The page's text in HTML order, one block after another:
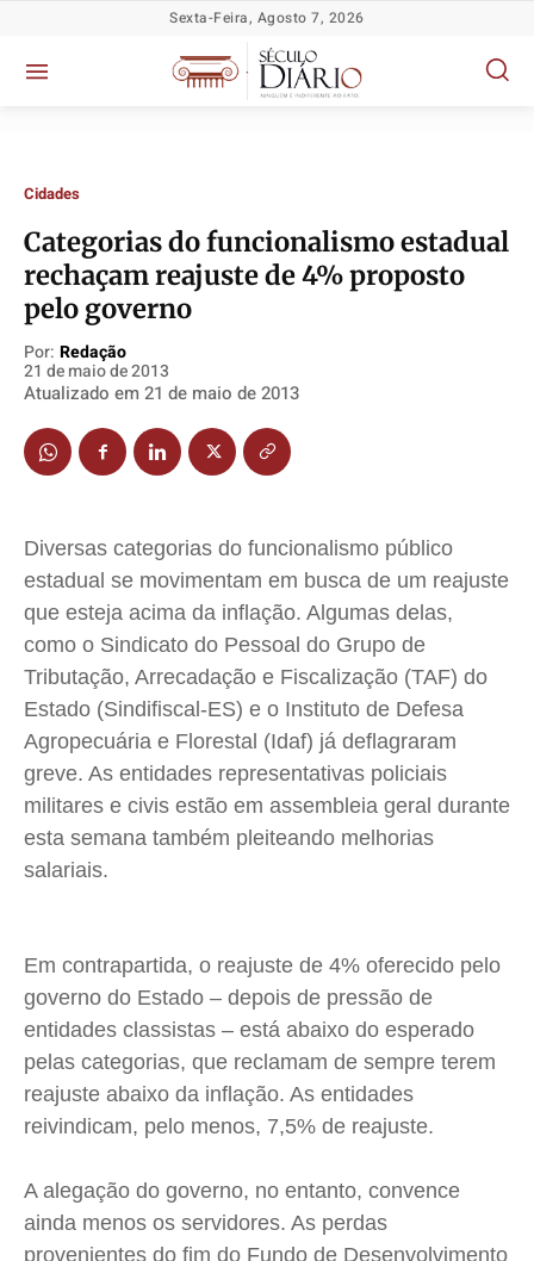
Política
Socioeconômicas
TV Século
Justiça
Segurança
Economia
Cultura
Colunas
Caetano Roque
Jr Mignone (in memorian)
Wanda Sily
Anuncie
Expediente
Contato
Termos de Uso
Política
Socioeconômicas
TV Século
Justiça
Segurança
Economia
Cultura
Colunas
Caetano Roque
Jr Mignone (in memorian)
Wanda Sily
Anuncie
Expediente
Contato
Termos de Uso
Política
Socioeconômicas
TV Século
Justiça
Segurança
Economia
Cultura
Colunas
Caetano Roque
Jr Mignone (in memorian)
Wanda Sily
Anuncie
Expediente
Contato
Termos de Uso
Política
Socioeconômicas
TV Século
Justiça
Segurança
Economia
Cultura
Colunas
Caetano Roque
Jr Mignone (in memorian)
Wanda Sily
Anuncie
Expediente
Contato
Termos de Uso
Sexta-Feira, Agosto 7, 2026
Cidades
Categorias do funcionalismo estadual
rechaçam reajuste de 4% proposto
pelo governo
Por: Redação
21 de maio de 2013
Atualizado em 21 de maio de 2013
Diversas categorias do funcionalismo público
estadual se movimentam em busca de um reajuste
que esteja acima da inflação. Algumas delas,
como o Sindicato do Pessoal do Grupo de
Tributação, Arrecadação e Fiscalização (TAF) do
Estado (Sindifiscal-ES) e o Instituto de Defesa
Agropecuária e Florestal (Idaf) já deflagraram
greve. As entidades representativas policiais
militares e civis estão em assembleia geral durante
esta semana também pleiteando melhorias
salariais.
Em contrapartida, o reajuste de 4% oferecido pelo
governo do Estado – depois de pressão de
entidades classistas – está abaixo do esperado
pelas categorias, que reclamam de sempre terem
reajuste abaixo da inflação. As entidades
reivindicam, pelo menos, 7,5% de reajuste.
A alegação do governo, no entanto, convence
ainda menos os servidores. As perdas
provenientes do fim do Fundo de Desenvolvimento